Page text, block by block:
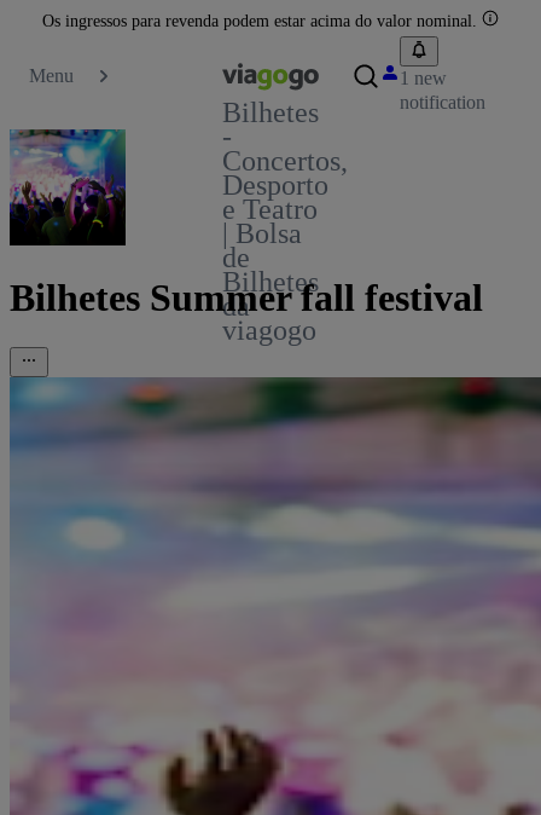
Os ingressos para revenda podem estar acima do valor nominal.
Menu
Bilhetes
-
Concertos,
Desporto
e Teatro
| Bolsa
de
Bilhetes
da
viagogo
1 new
notification
Bilhetes Summer fall festival